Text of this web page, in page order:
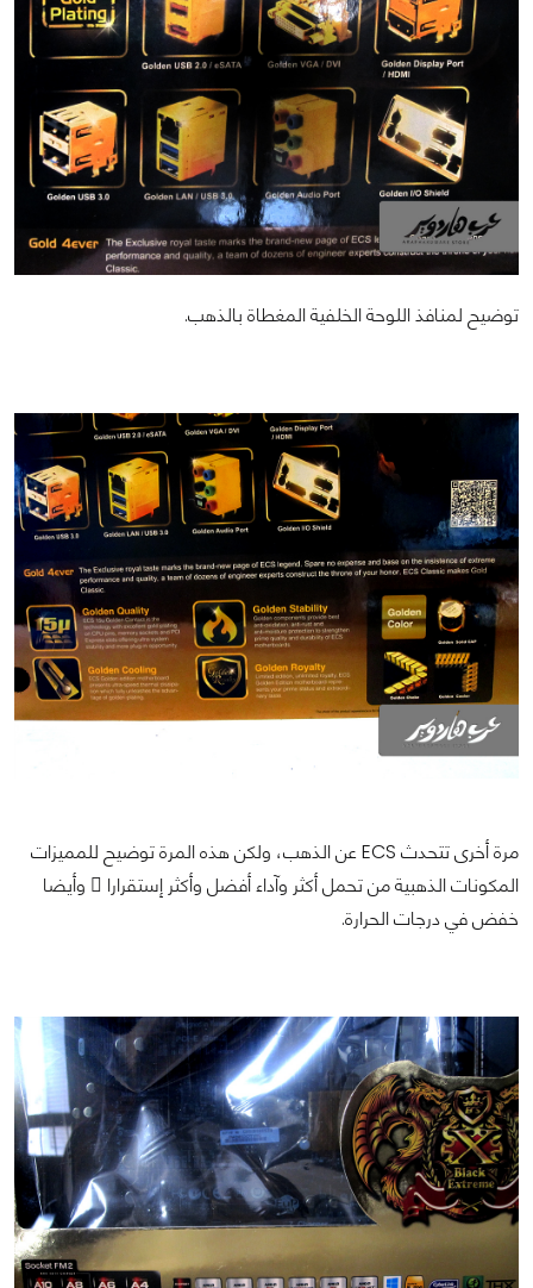
توضيح لمنافذ اللوحة الخلفية المغطاة بالذهب.
مرة أخرى تتحدث ECS عن الذهب، ولكن هذه المرة توضيح للمميزات
المكونات الذهبية من تحمل أكثر وآداء أفضل وأكثر إستقرارا ً وأيضا
خفض في درجات الحرارة.